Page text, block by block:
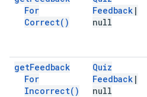
For
Correct( )
Feedback |
null
getFeedback
For
Incorrect( )
Quiz
Feedback |
null